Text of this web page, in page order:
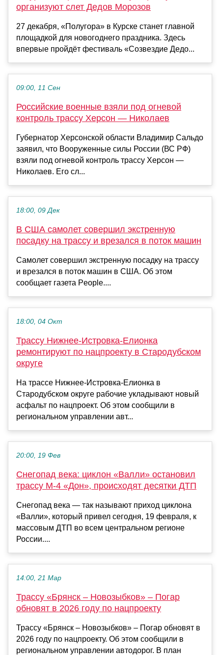
организуют слет Дедов Морозов
27 декабря, «Полугора» в Курске станет главной
площадкой для новогоднего праздника. Здесь
впервые пройдёт фестиваль «Созвездие Дедо...
09:00, 11 Сен
Российские военные взяли под огневой
контроль трассу Херсон — Николаев
Губернатор Херсонской области Владимир Сальдо
заявил, что Вооруженные силы России (ВС РФ)
взяли под огневой контроль трассу Херсон —
Николаев. Его сл...
18:00, 09 Дек
В США самолет совершил экстренную
посадку на трассу и врезался в поток машин
Самолет совершил экстренную посадку на трассу
и врезался в поток машин в США. Об этом
сообщает газета People....
18:00, 04 Окт
Трассу Нижнее-Истровка-Елионка
ремонтируют по нацпроекту в Стародубском
округе
На трассе Нижнее-Истровка-Елионка в
Стародубском округе рабочие укладывают новый
асфальт по нацпроект. Об этом сообщили в
региональном управлении авт...
20:00, 19 Фев
Снегопад века: циклон «Валли» остановил
трассу М-4 «Дон», происходят десятки ДТП
Снегопад века — так называют приход циклона
«Валли», который привел сегодня, 19 февраля, к
массовым ДТП во всем центральном регионе
России....
14:00, 21 Мар
Трассу «Брянск – Новозыбков» – Погар
обновят в 2026 году по нацпроекту
Трассу «Брянск – Новозыбков» – Погар обновят в
2026 году по нацпроекту. Об этом сообщили в
региональном управлении автодорог. В план